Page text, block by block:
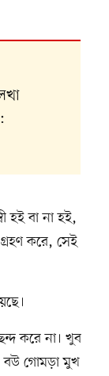
হই বা না হই,
করে, সেই
করে না। খুব
বউ গোমড়া মুখ